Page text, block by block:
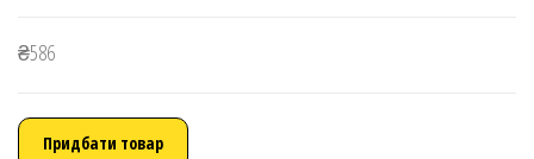
₴586
Придбати товар